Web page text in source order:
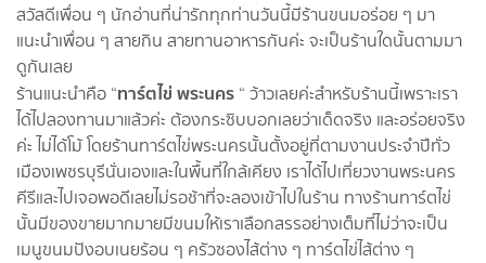
สวัสดีเพื่อน ๆ นักอ่านที่น่ารักทุกท่านวันนี้มีร้านขนมอร่อย ๆ มา
แนะนำเพื่อน ๆ สายกิน สายทานอาหารกันค่ะ จะเป็นร้านใดนั้นตามมา
ดูกันเลย
ร้านแนะนำคือ “ทาร์ตไข่ พระนคร “ ว้าวเลยค่ะสำหรับร้านนี้เพราะเรา
ได้ไปลองทานมาแล้วค่ะ ต้องกระซิบบอกเลยว่าเด็ดจริง และอร่อยจริง
ค่ะ ไม่ได้โม้ โดยร้านทาร์ตไข่พระนครนั้นตั้งอยู่ที่ตามงานประจำปีทั่ว
เมืองเพชรบุรีนั่นเองและในพื้นที่ใกล้เคียง เราได้ไปเที่ยวงานพระนคร
คีรีและไปเจอพอดีเลยไม่รอช้าที่จะลองเข้าไปในร้าน ทางร้านทาร์ตไข่
นั้นมีของขายมากมายมีขนมให้เราเลือกสรรอย่างเต็มที่ไม่ว่าจะเป็น
เมนูขนมปังอบเนยร้อน ๆ ครัวซองไส้ต่าง ๆ ทาร์ตไข่ไส้ต่าง ๆ